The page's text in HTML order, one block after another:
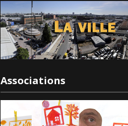
Associations